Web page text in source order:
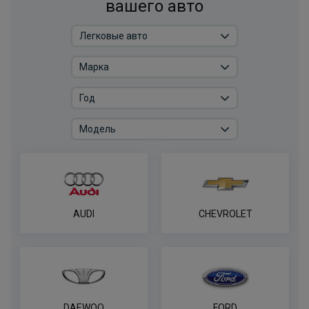
Универсальный комплект электрики
грузовики и платформы
по запросу
Комплект электрики фаркопа
универсальный без реле WESTFALIA 7-
вашего авто
AUDI CHEVROLET